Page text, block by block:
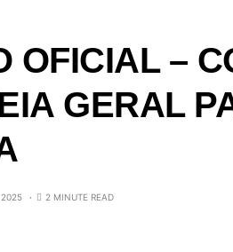
OFICIAL –
GERAL
2025 2 MINUTE READ